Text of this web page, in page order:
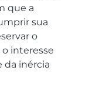
que a
sua
o
interesse
da inércia